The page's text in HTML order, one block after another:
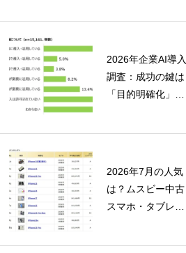
2026年企業AI導入
調査：成功の鍵は
「目的明確化」と
2026年7月の人気
は？ムスビー中古
スマホ・タブレッ